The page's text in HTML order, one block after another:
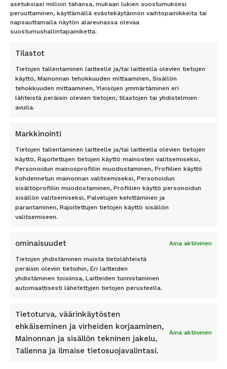
asetuksiasi milloin tahansa, mukaan lukien suostumuksesi
peruuttaminen, käyttämällä evästekäytännön vaihtopainikkeita tai
napsauttamalla näytön alareunassa olevaa
suostumushallintapainiketta.
Tilastot
Tietojen tallentaminen laitteelle ja/tai laitteella olevien tietojen
käyttö, Mainonnan tehokkuuden mittaaminen, Sisällön
tehokkuuden mittaaminen, Yleisöjen ymmärtäminen eri
lähteistä peräisin olevien tietojen, tilastojen tai yhdistelmien
avulla.
Markkinointi
Tietojen tallentaminen laitteelle ja/tai laitteella olevien tietojen
käyttö, Rajoitettujen tietojen käyttö mainosten valitsemiseksi,
Personoidun mainosprofiilin muodostaminen, Profiilien käyttö
kohdennetun mainonnan valitsemiseksi, Personoidun
sisältöprofiilin muodostaminen, Profiilien käyttö personoidun
sisällön valitsemiseksi, Palvelujen kehittäminen ja
parantaminen, Rajoitettujen tietojen käyttö sisällön
valitsemiseen.
ominaisuudet Aina aktiivinen
Tietojen yhdistäminen muista tietolähteistä
peräisin oleviin tietoihin, Eri laitteiden
yhdistäminen toisiinsa, Laitteiden tunnistaminen
automaattisesti lähetettyjen tietojen perusteella.
Tietoturva, väärinkäytösten
ehkäiseminen ja virheiden korjaaminen,
Mainonnan ja sisällön tekninen jakelu,
Tallenna ja ilmaise tietosuojavalintasi.
Aina aktiivinen
Lahjakortti
Matkarahoitus
Maksutavat
Evästeet
Vastuurajoitus
TOP 11 RANTA
Antalyan rannikko, Alanya,
Antalya, Side, Kemer, Belek
Costa del Sol
Gran Canaria
Kreeta
Kypros
Mallorca
Phuket
Rodos
Teneriffa
TOP 7 KAUPUNKI
Amsterdam
Berliini
Rooma
TILAA UUTISKIRJE
Pidetty 162 asiakkaan toimesta
SEURAA MEITÄ